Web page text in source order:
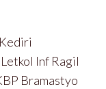
Inf Ragil
Bramastyo